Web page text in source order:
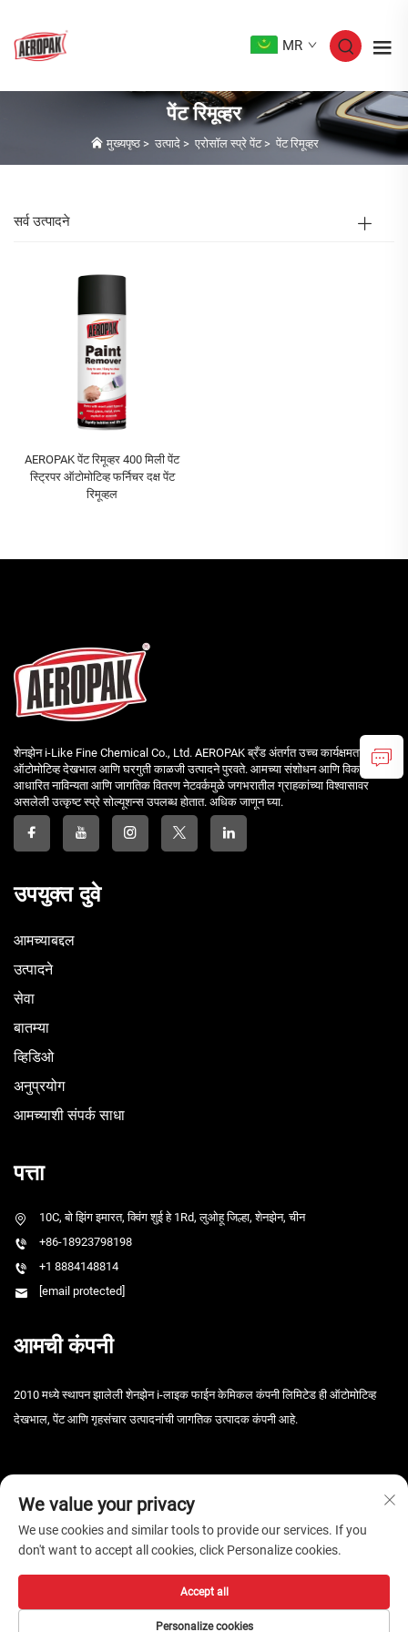
MR
पेंट रिमूव्हर
मुख्यपृष्ठ> उत्पादे> एरोसॉल स्प्रे पेंट> पेंट रिमूव्हर
सर्व उत्पादने
AEROPAK पेंट रिमूव्हर 400 मिली पेंट
स्ट्रिपर ऑटोमोटिव्ह फर्निचर दक्ष पेंट
रिमूव्हल
शेनझेन i-Like Fine Chemical Co., Ltd. AEROPAK ब्रँड अंतर्गत उच्च कार्यक्षमता वाली
ऑटोमोटिव्ह देखभाल आणि घरगुती काळजी उत्पादने पुरवते. आमच्या संशोधन आणि विकासावर
आधारित नाविन्यता आणि जागतिक वितरण नेटवर्कमुळे जगभरातील ग्राहकांच्या विश्वासावर
असलेली उत्कृष्ट स्प्रे सोल्यूशन्स उपलब्ध होतात. अधिक जाणून घ्या.
उपयुक्त दुवे
आमच्याबद्दल
उत्पादने
सेवा
बातम्या
व्हिडिओ
अनुप्रयोग
आमच्याशी संपर्क साधा
पत्ता
10C, बो झिंग इमारत, क्विंग शुई हे 1Rd, लुओहू जिल्हा, शेनझेन, चीन
+86-18923798198
+1 8884148814
[email protected]
आमची कंपनी
2010 मध्ये स्थापन झालेली शेनझेन i-लाइक फाईन केमिकल कंपनी लिमिटेड ही ऑटोमोटिव्ह
देखभाल, पेंट आणि गृहसंचार उत्पादनांची जागतिक उत्पादक कंपनी आहे.
कॉपीराइट © 2026 शेनझेन आय-लाइक फाइन केमिकल कंपनी, लि. सर्व हक्क राखीव. -
We value your privacy
We use cookies and similar tools to provide our services. If you
don't want to accept all cookies, click Personalize cookies.
Personalize cookies
Accept all